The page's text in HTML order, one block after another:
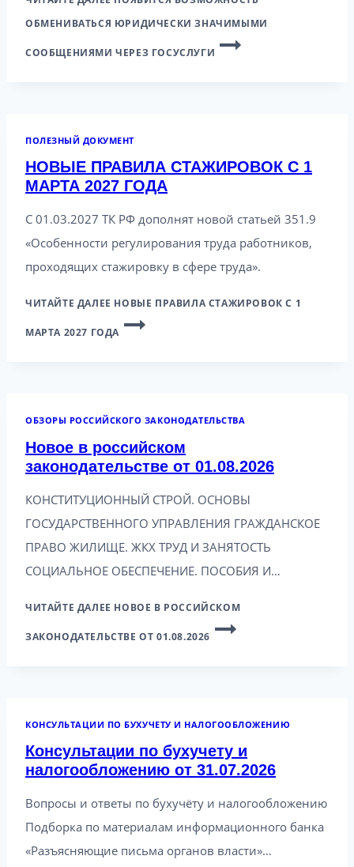
ОБМЕНИВАТЬСЯ ЮРИДИЧЕСКИ ЗНАЧИМЫМИ
СООБЩЕНИЯМИ ЧЕРЕЗ ГОСУСЛУГИ
ПОЛЕЗНЫЙ ДОКУМЕНТ
НОВЫЕ ПРАВИЛА СТАЖИРОВОК С 1
МАРТА 2027 ГОДА
С 01.03.2027 ТК РФ дополнят новой статьей 351.9
«Особенности регулирования труда работников,
проходящих стажировку в сфере труда».
ЧИТАЙТЕ ДАЛЕЕ НОВЫЕ ПРАВИЛА СТАЖИРОВОК С 1
МАРТА 2027 ГОДА
ОБЗОРЫ РОССИЙСКОГО ЗАКОНОДАТЕЛЬСТВА
Новое в российском
законодательстве от 01.08.2026
КОНСТИТУЦИОННЫЙ СТРОЙ. ОСНОВЫ
ГОСУДАРСТВЕННОГО УПРАВЛЕНИЯ ГРАЖДАНСКОЕ
ПРАВО ЖИЛИЩЕ. ЖКХ ТРУД И ЗАНЯТОСТЬ
СОЦИАЛЬНОЕ ОБЕСПЕЧЕНИЕ. ПОСОБИЯ И…
ЧИТАЙТЕ ДАЛЕЕ НОВОЕ В РОССИЙСКОМ
ЗАКОНОДАТЕЛЬСТВЕ ОТ 01.08.2026
КОНСУЛЬТАЦИИ ПО БУХУЧЕТУ И НАЛОГООБЛОЖЕНИЮ
Консультации по бухучету и
налогообложению от 31.07.2026
Вопросы и ответы по бухучёту и налогообложению
Подборка по материалам информационного банка
«Разъясняющие письма органов власти»…